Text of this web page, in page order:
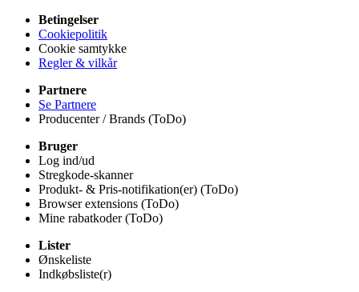
Betingelser
Cookiepolitik
Cookie samtykke
Regler & vilkår
Partnere
Se Partnere
Producenter / Brands (ToDo)
Bruger
Log ind/ud
Stregkode-skanner
Produkt- & Pris-notifikation(er) (ToDo)
Browser extensions (ToDo)
Mine rabatkoder (ToDo)
Lister
Ønskeliste
Indkøbsliste(r)